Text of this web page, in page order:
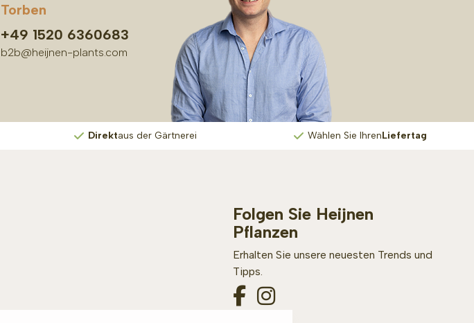
Torben
+49 1520 6360683
b2b@heijnen-plants.com
Direktaus der Gärtnerei Wählen Sie IhrenLiefertag
Folgen Sie Heijnen
Pflanzen
Erhalten Sie unsere neuesten Trends und
Tipps.